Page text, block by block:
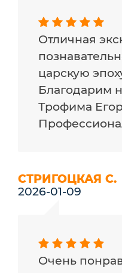
Отличная
царскую
Благодарим
Трофима
СТРИГОЦКАЯ С.
2026-01-09
Очень